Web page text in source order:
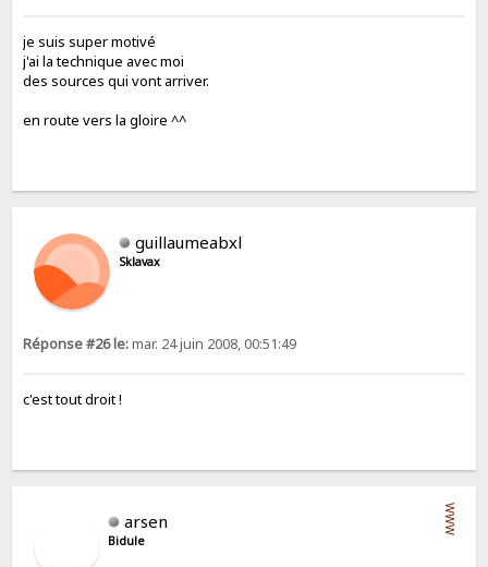
je suis super motivé
j'ai la technique avec moi
des sources qui vont arriver.
en route vers la gloire ^^
guillaumeabxl
Sklavax
Réponse #26 le:mar. 24 juin 2008, 00:51:49
c'est tout droit !
arsen
Bidule
WWW